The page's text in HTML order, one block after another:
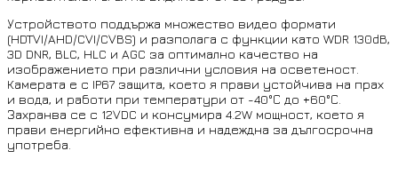
Устройството поддържа множество видео формати
(HDTVI/AHD/CVI/CVBS) и разполага с функции като WDR 130dB,
3D DNR, BLC, HLC и AGC за оптимално качество на
изображението при различни условия на осветеност.
Камерата е с IP67 защита, което я прави устойчива на прах
и вода, и работи при температури от -40°С до +60°С.
Захранва се с 12VDC и консумира 4.2W мощност, което я
прави енергийно ефективна и надеждна за дългосрочна
употреба.